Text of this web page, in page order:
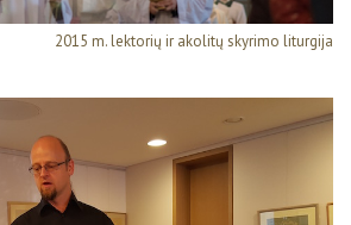
2015 m. lektorių ir akolitų skyrimo liturgija